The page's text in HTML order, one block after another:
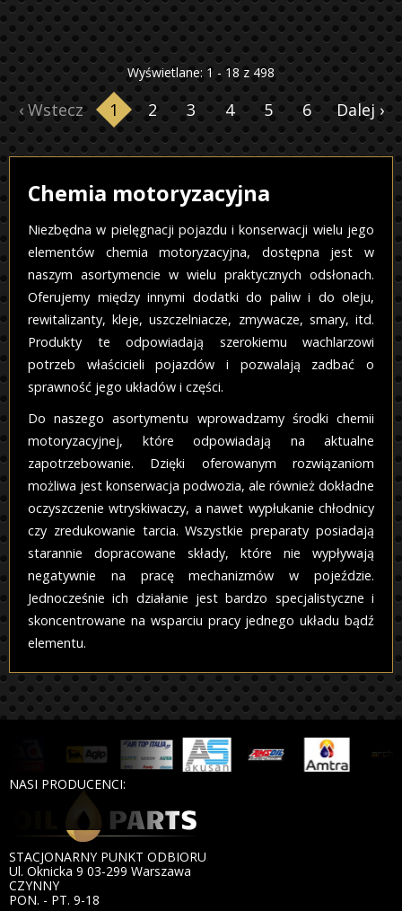
Wyświetlane: 1 - 18 z 498
‹ Wstecz 1 2 3 4 5 6 Dalej ›
Chemia motoryzacyjna
Niezbędna w pielęgnacji pojazdu i konserwacji wielu jego
elementów chemia motoryzacyjna, dostępna jest w
naszym asortymencie w wielu praktycznych odsłonach.
Oferujemy między innymi dodatki do paliw i do oleju,
rewitalizanty, kleje, uszczelniacze, zmywacze, smary, itd.
Produkty te odpowiadają szerokiemu wachlarzowi
potrzeb właścicieli pojazdów i pozwalają zadbać o
sprawność jego układów i części.
Do naszego asortymentu wprowadzamy środki chemii
motoryzacyjnej, które odpowiadają na aktualne
zapotrzebowanie. Dzięki oferowanym rozwiązaniom
możliwa jest konserwacja podwozia, ale również dokładne
oczyszczenie wtryskiwaczy, a nawet wypłukanie chłodnicy
czy zredukowanie tarcia. Wszystkie preparaty posiadają
starannie dopracowane składy, które nie wypływają
negatywnie na pracę mechanizmów w pojeździe.
Jednocześnie ich działanie jest bardzo specjalistyczne i
skoncentrowane na wsparciu pracy jednego układu bądź
elementu.
NASI PRODUCENCI:
STACJONARNY PUNKT ODBIORU
Ul. Oknicka 9 03-299 Warszawa
CZYNNY
PON. - PT. 9-18